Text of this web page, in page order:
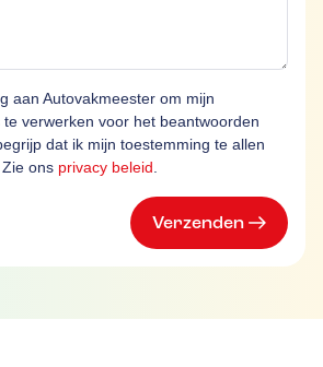
aan Autovakmeester om mijn
verwerken voor het beantwoorden
dat ik mijn toestemming te allen
ons privacy beleid.
Verzenden